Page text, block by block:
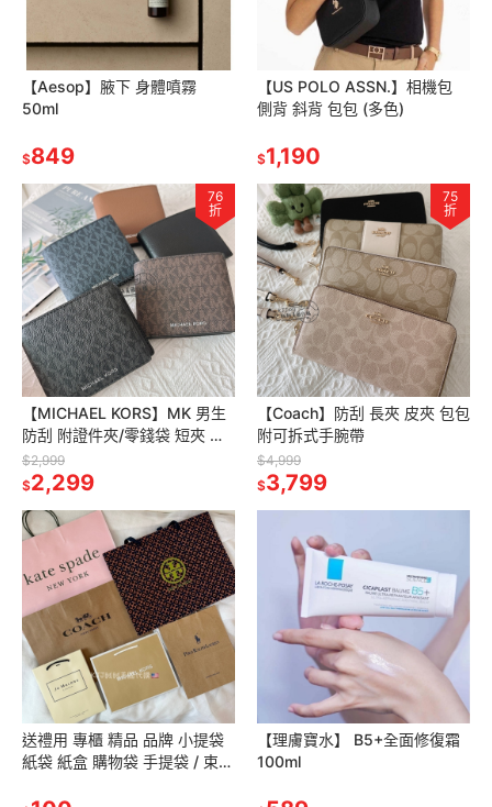
【Aesop】腋下 身體噴霧
50ml
$849
【US POLO ASSN.】相機包
側背 斜背 包包 (多色)
$1,190
76
折
【MICHAEL KORS】MK 男生
防刮 附證件夾/零錢袋 短夾 皮
夾 包包
$2,999
$2,299
75
折
【Coach】防刮 長夾 皮夾 包包
附可拆式手腕帶
$4,999
$3,799
送禮用 專櫃 精品 品牌 小提袋
紙袋 紙盒 購物袋 手提袋 / 束口
【理膚寶水】 B5+全面修復霜
100ml